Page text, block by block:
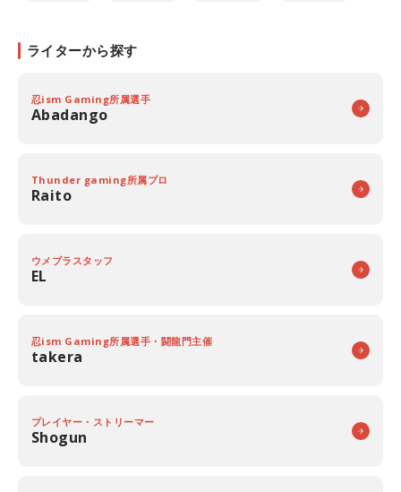
ライターから探す
忍ism Gaming所属選手
Abadango
Thunder gaming所属プロ
Raito
ウメブラスタッフ
EL
忍ism Gaming所属選手・闘龍門主催
takera
プレイヤー・ストリーマー
Shogun